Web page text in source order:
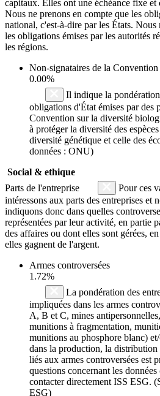
capitaux. Elles ont une échéance fixe et
Nous ne prenons en compte que les
national, c'est-à-dire par les États. Nous
les obligations émises par les autorités
les régions.
Non-signataires de la
0.00%
Il indique la
obligations d'État émises par des
Convention sur la diversité
à protéger la diversité des
diversité génétique et celle des
données : ONU)
Social & ethique
Parts de l'entreprise
Pour ces
intéressons aux parts des entreprises et
indiquons donc dans quelles
représentées par leur activité, en partie
des affaires ou dont elles sont gérées,
elles gagnent de l'argent.
Armes controversées
1.72%
La pondération des
impliquées dans les armes
A, B et C, mines
munitions à fragmentation,
munitions au phosphore blanc)
dans la production, la
liés aux armes controversées est
questions concernant les
contacter directement ISS ESG.
ESG)